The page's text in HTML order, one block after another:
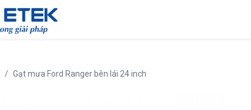
Gạt mưa Ford Ranger bên lái 24 inch